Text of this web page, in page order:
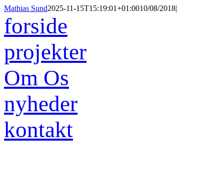
Skip
to
content
Mathias Sund2025-11-15T15:19:01+01:0010/08/2018|
forside
projekter
Om Os
nyheder
kontakt